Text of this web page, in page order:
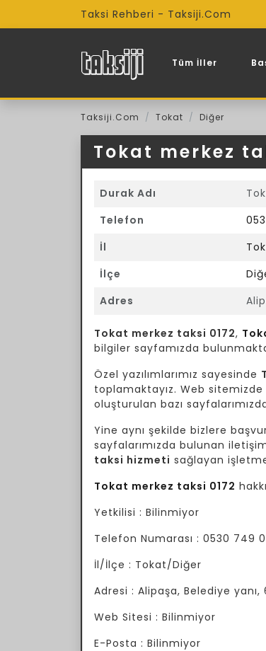
Taksi Rehberi - Taksiji.Com
Tüm İller
Taksiji.Com Tokat Diğer
Tokat merkez
Durak Adı
Telefon
İl
İlçe
Adres
Tokat merkez taksi 0172,
bilgiler sayfamızda
Özel yazılımlarımız sayesinde
toplamaktayız. Web
oluşturulan bazı
Yine aynı şekilde bizlere
sayfalarımızda bulunan
taksi hizmeti sağlayan
Tokat merkez taksi 0172
Yetkilisi : Bilinmiyor
Telefon Numarası : 0530 749
İl/İlçe : Tokat/Diğer
Adresi : Alipaşa, Belediye
Web Sitesi : Bilinmiyor
E-Posta : Bilinmiyor